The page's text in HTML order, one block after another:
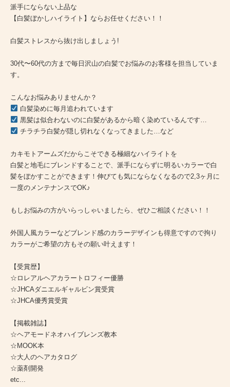
派手にならない上品な
【白髪ぼかしハイライト】ならお任せください！！
白髪ストレスから抜け出しましょう!
30代〜60代の方まで毎日沢山の白髪でお悩みのお客様を担当していま
す。
こんなお悩みありませんか？
白髪染めに毎月追われています
黒髪は似合わないのに白髪があるから暗く染めているんです…
チラチラ白髪が隠し切れなくなってきました…など
カキモトアームズだからこそできる極細なハイライトを
白髪と地毛にブレンドすることで、派手にならずに明るいカラーで白
髪をぼかすことができます！伸びても気にならなくなるので2,3ヶ月に
一度のメンテナンスでOK♪
もしお悩みの方がいらっしゃいましたら、ぜひご相談ください！！
外国人風カラーなどブレンド感のカラーデザインも得意ですので拘り
カラーがご希望の方もその願い叶えます！
【受賞歴】
☆ロレアルヘアカラートロフィー優勝
☆JHCAダニエルギャルビン賞受賞
☆JHCA優秀賞受賞
【掲載雑誌】
☆ヘアモードネオハイブレンズ教本
☆MOOK本
☆大人のヘアカタログ
☆薬剤開発
etc...